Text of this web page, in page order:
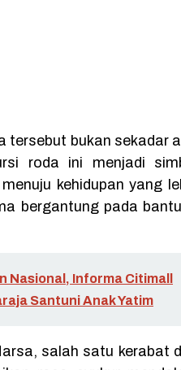
tersebut bukan sekadar
roda ini menjadi
kehidupan yang
bergantung pada
Nasional, Informa Citimall
Santuni Anak Yatim
salah satu kerabat